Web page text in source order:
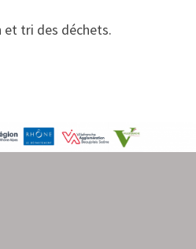
et tri des déchets.